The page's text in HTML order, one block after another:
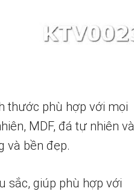
thước phù hợp với mọi
MDF, đá tự nhiên và
và bền đẹp.
sắc, giúp phù hợp với